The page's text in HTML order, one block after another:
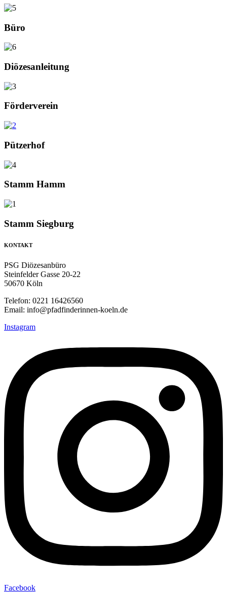
Büro
Diözesanleitung
Förderverein
Pützerhof
Stamm Hamm
Stamm Siegburg
KONTAKT
PSG Diözesanbüro
Steinfelder Gasse 20-22
50670 Köln
Telefon: 0221 16426560
Email: info@pfadfinderinnen-koeln.de
Instagram
Facebook